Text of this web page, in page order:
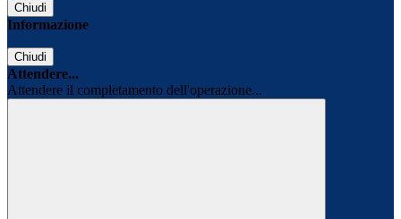
Chiudi
Informazione
Chiudi
Attendere...
Attendere il completamento dell'operazione...